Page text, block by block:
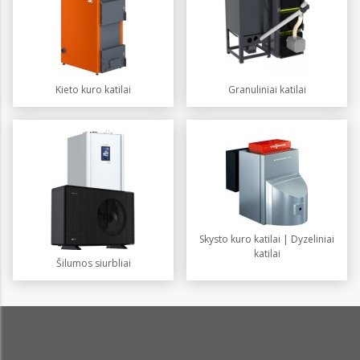
Kieto kuro katilai Granuliniai katilai
Šilumos siurbliai
Skysto kuro katilai | Dyzeliniai
katilai